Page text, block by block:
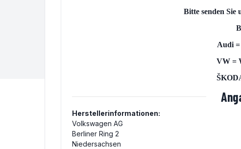
Bitte senden Sie
Audi
VW =
Herstellerinformationen:
Volkswagen AG
Berliner Ring 2
Niedersachsen